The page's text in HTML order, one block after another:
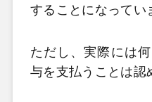
することになってい
ただし、実際には
与を支払うことは認